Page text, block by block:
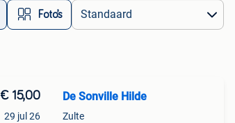
Foto’s
€ 15,00
29 jul 26
De Sonville Hilde
Zulte